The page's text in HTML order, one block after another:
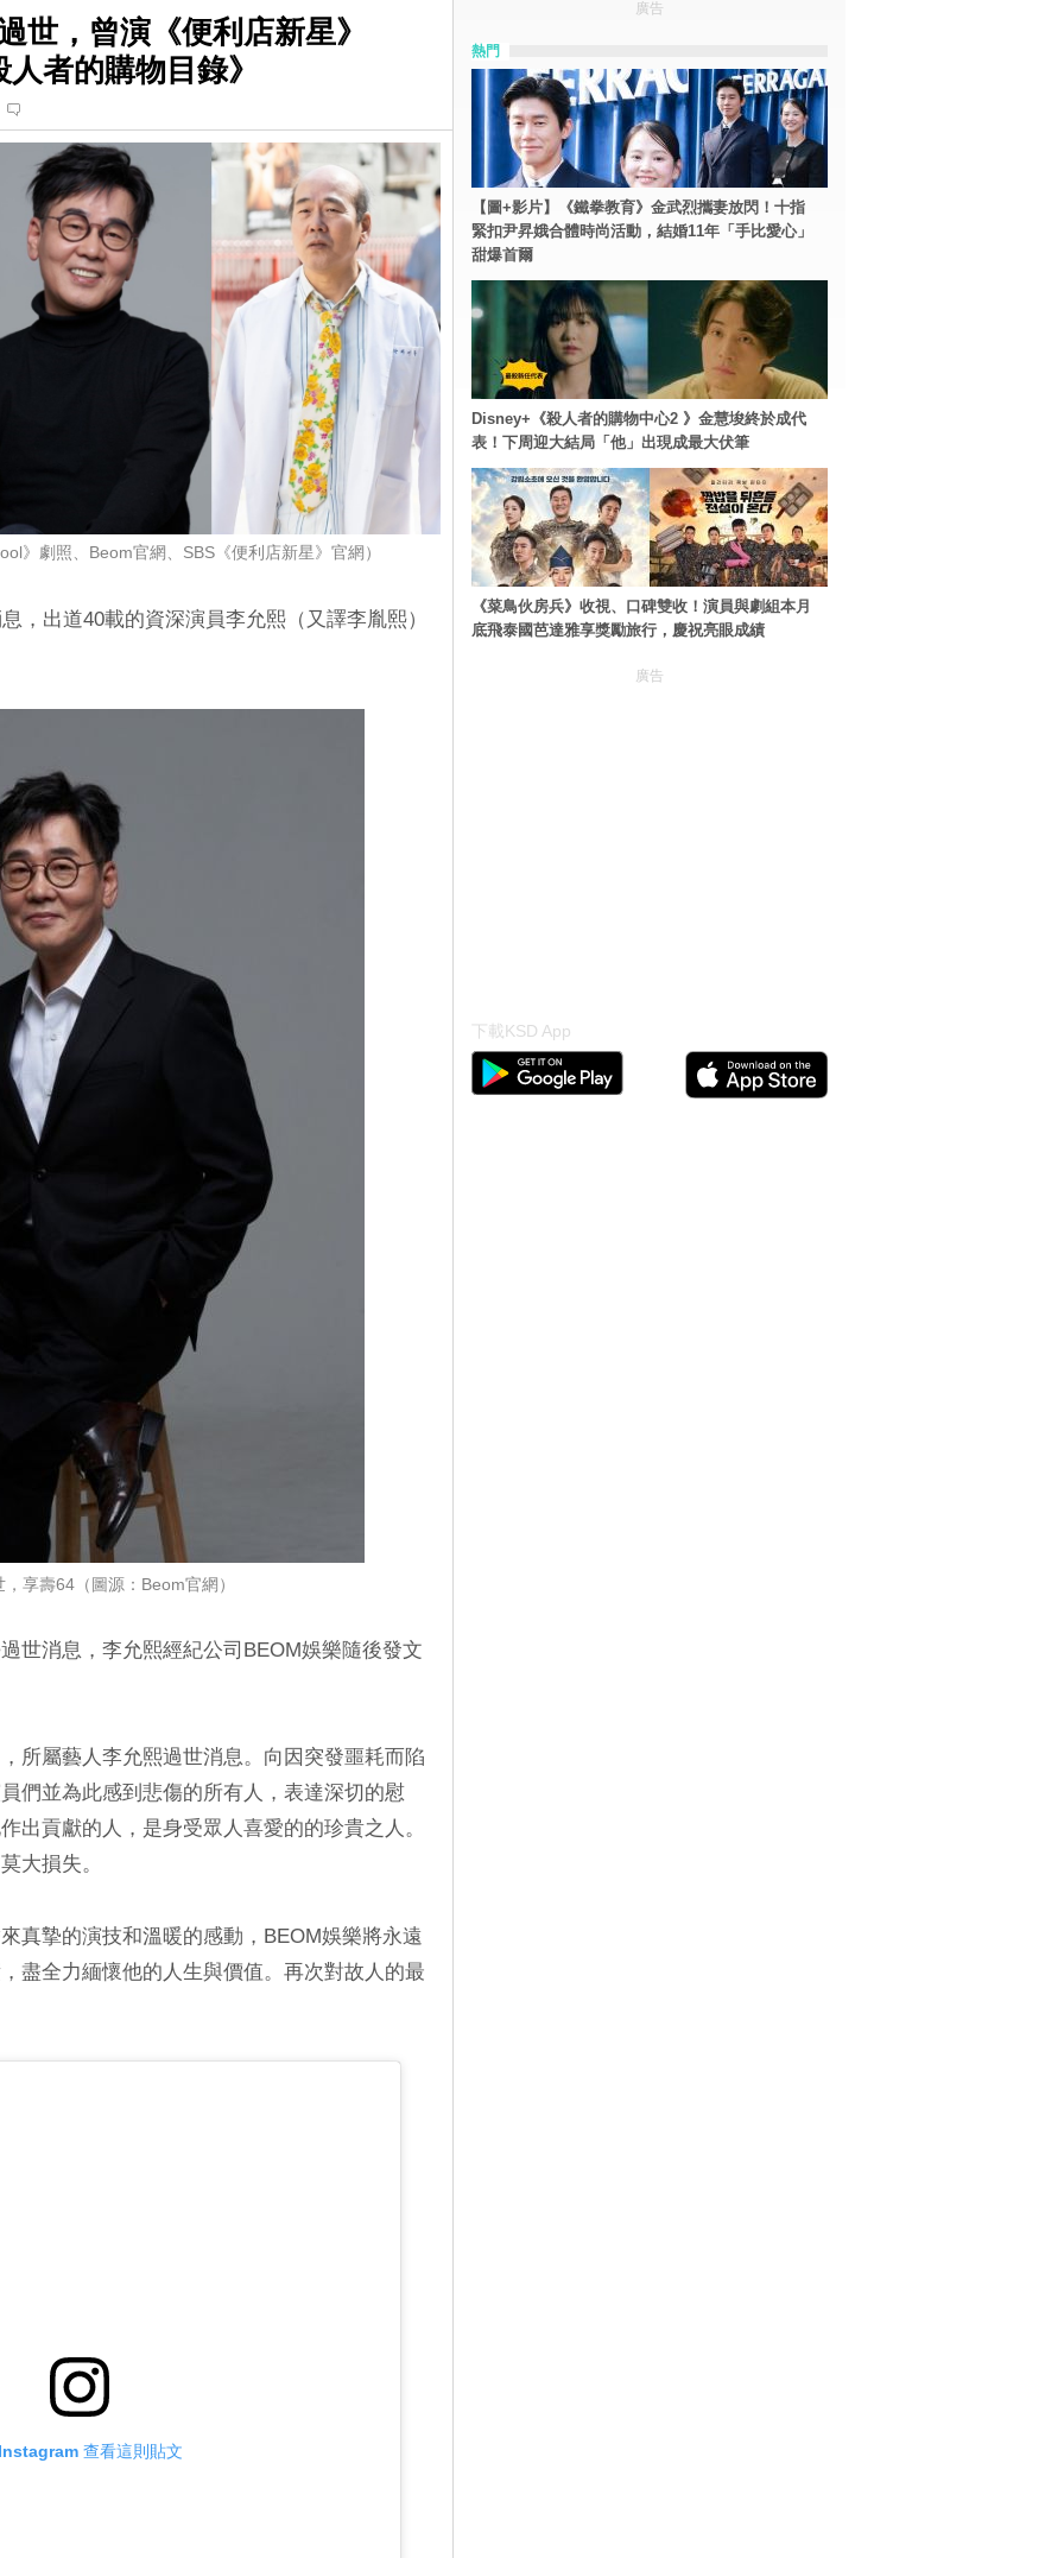
世，曾演《便利店新星》
者的購物目錄》
》劇照、Beom官網、SBS《便利店新星》官網）
，出道40載的資深演員李允熙（又譯李胤熙）
享壽64（圖源：Beom官網）
世消息，李允熙經紀公司BEOM娛樂隨後發文
所屬藝人李允熙過世消息。向因突發噩耗而陷
們並為此感到悲傷的所有人，表達深切的慰
出貢獻的人，是身受眾人喜愛的的珍貴之人。
大損失。
真摯的演技和溫暖的感動，BEOM娛樂將永遠
盡全力緬懷他的人生與價值。再次對故人的最
查看這則貼文
廣告
熱門
【圖+影片】《鐵拳教育》金武烈攜妻放閃！十指
緊扣尹昇娥合體時尚活動，結婚11年「手比愛心」
甜爆首爾
Disney+《殺人者的購物中心2 》金慧埈終於成代
表！下周迎大結局「他」出現成最大伏筆
《菜鳥伙房兵》收視、口碑雙收！演員與劇組本月
底飛泰國芭達雅享獎勵旅行，慶祝亮眼成績
廣告
下載KSD App